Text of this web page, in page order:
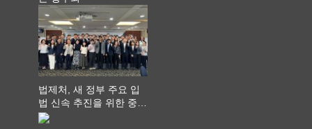
법제처, 새 정부 주요 입
법 신속 추진을 위한 중앙
부처 법무담당관 회의 개